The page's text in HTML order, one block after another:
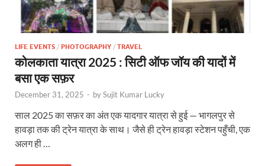
LIFE EVENTS / PHOTOGRAPHY / TRAVEL
कोलकाता यात्रा 2025 : सिटी ऑफ जॉय की यादों में
बसा एक सफ़र
December 31, 2025 - bySujit Kumar Lucky
साल 2025 का सफ़र का अंत एक यादगार यात्रा से हुई — भागलपुर से
हावड़ा तक की ट्रेन यात्रा के साथ। जैसे ही ट्रेन हावड़ा स्टेशन पहुँची, एक
अलग ही …